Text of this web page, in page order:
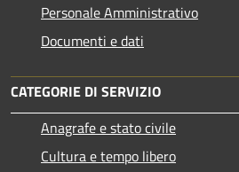
Personale Amministrativo
Documenti e dati
CATEGORIE DI SERVIZIO
Anagrafe e stato civile
Cultura e tempo libero